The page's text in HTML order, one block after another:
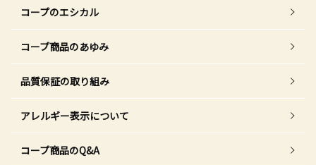
コープのエシカル
コープ商品のあゆみ
品質保証の取り組み
アレルギー表示について
コープ商品のQ&A